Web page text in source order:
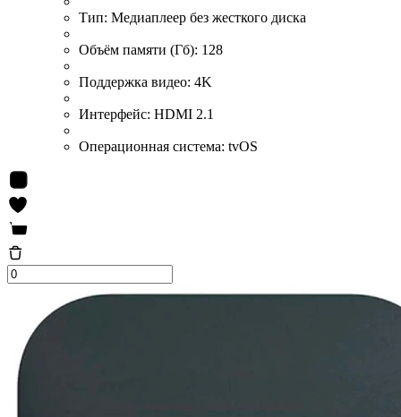
Тип: Медиаплеер без жесткого диска
Объём памяти (Гб): 128
Поддержка видео: 4K
Интерфейс: HDMI 2.1
Операционная система: tvOS